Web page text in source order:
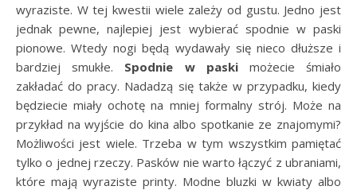
wyraziste. W tej kwestii wiele zależy od gustu. Jedno jest
jednak pewne, najlepiej jest wybierać spodnie w paski
pionowe. Wtedy nogi będą wydawały się nieco dłuższe i
bardziej smukłe. Spodnie w paskimożecie śmiało
zakładać do pracy. Nadadzą się także w przypadku, kiedy
będziecie miały ochotę na mniej formalny strój. Może na
przykład na wyjście do kina albo spotkanie ze znajomymi?
Możliwości jest wiele. Trzeba w tym wszystkim pamiętać
tylko o jednej rzeczy. Pasków nie warto łączyć z ubraniami,
które mają wyraziste printy. Modne bluzki w kwiaty albo